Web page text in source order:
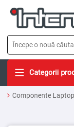
Categorii
Componente Laptop